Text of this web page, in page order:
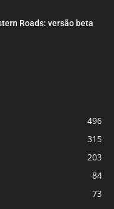
Roads: versão beta
496
315
203
84
73